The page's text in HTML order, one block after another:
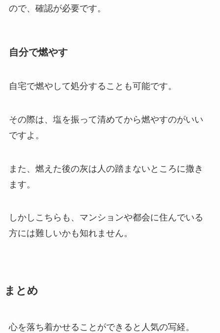
ので、確認が必要です。
自分で燃やす
自宅で燃やして処分することも可能です。
その際は、塩を振って清めてから燃やすのがいい
ですよ。
また、燃えた後の灰は人の踏まないところに撒き
ます。
しかしこちらも、マンションや都会に住んでいる
方には難しいかも知れません。
まとめ
心を落ち着かせることができると人気の写経。